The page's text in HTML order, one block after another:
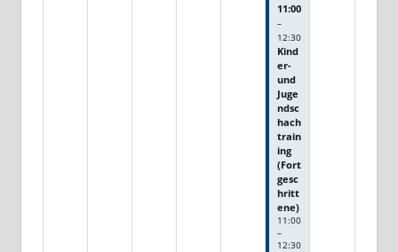
11:00
–
12:30
Kind
er-
und
Juge
ndsc
hach
train
ing
(Fort
gesc
hritt
ene)
11:00
–
12:30